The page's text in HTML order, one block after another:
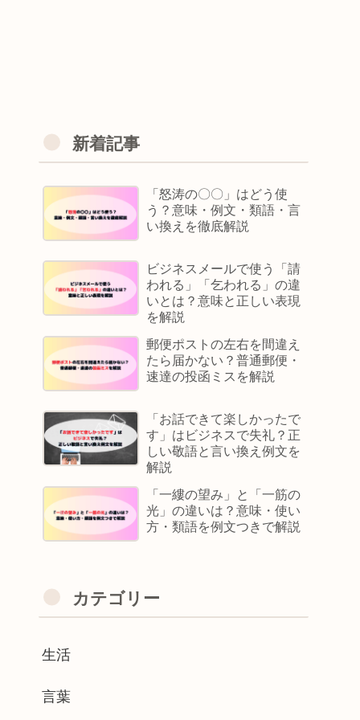
新着記事
「怒涛の〇〇」はどう使
う？意味・例文・類語・言
い換えを徹底解説
ビジネスメールで使う「請
われる」「乞われる」の違
いとは？意味と正しい表現
を解説
郵便ポストの左右を間違え
たら届かない？普通郵便・
速達の投函ミスを解説
「お話できて楽しかったで
す」はビジネスで失礼？正
しい敬語と言い換え例文を
解説
「一縷の望み」と「一筋の
光」の違いは？意味・使い
方・類語を例文つきで解説
カテゴリー
生活
言葉